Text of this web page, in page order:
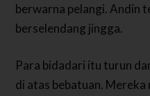
berwarna pelangi. Andin
berselendang jingga.
Para bidadari itu turun
di atas bebatuan. Mereka